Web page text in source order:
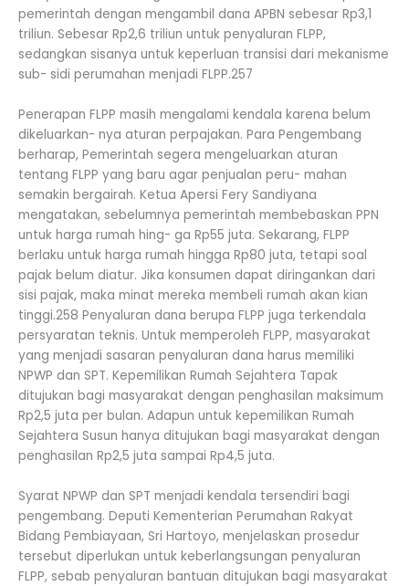
pemerintah dengan mengambil dana APBN sebesar Rp3,1
triliun. Sebesar Rp2,6 triliun untuk penyaluran FLPP,
sedangkan sisanya untuk keperluan transisi dari mekanisme
sub- sidi perumahan menjadi FLPP.257
Penerapan FLPP masih mengalami kendala karena belum
dikeluarkan- nya aturan perpajakan. Para Pengembang
berharap, Pemerintah segera mengeluarkan aturan
tentang FLPP yang baru agar penjualan peru- mahan
semakin bergairah. Ketua Apersi Fery Sandiyana
mengatakan, sebelumnya pemerintah membebaskan PPN
untuk harga rumah hing- ga Rp55 juta. Sekarang, FLPP
berlaku untuk harga rumah hingga Rp80 juta, tetapi soal
pajak belum diatur. Jika konsumen dapat diringankan dari
sisi pajak, maka minat mereka membeli rumah akan kian
tinggi.258 Penyaluran dana berupa FLPP juga terkendala
persyaratan teknis. Untuk memperoleh FLPP, masyarakat
yang menjadi sasaran penyaluran dana harus memiliki
NPWP dan SPT. Kepemilikan Rumah Sejahtera Tapak
ditujukan bagi masyarakat dengan penghasilan maksimum
Rp2,5 juta per bulan. Adapun untuk kepemilikan Rumah
Sejahtera Susun hanya ditujukan bagi masyarakat dengan
penghasilan Rp2,5 juta sampai Rp4,5 juta.
Syarat NPWP dan SPT menjadi kendala tersendiri bagi
pengembang. Deputi Kementerian Perumahan Rakyat
Bidang Pembiayaan, Sri Hartoyo, menjelaskan prosedur
tersebut diperlukan untuk keberlangsungan penyaluran
FLPP, sebab penyaluran bantuan ditujukan bagi masyarakat